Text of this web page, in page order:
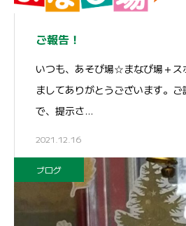
ご報告！
いつも、あそび場☆まなび場＋ス
ましてありがとうございます。
で、提示さ…
2021.12.16
ブログ